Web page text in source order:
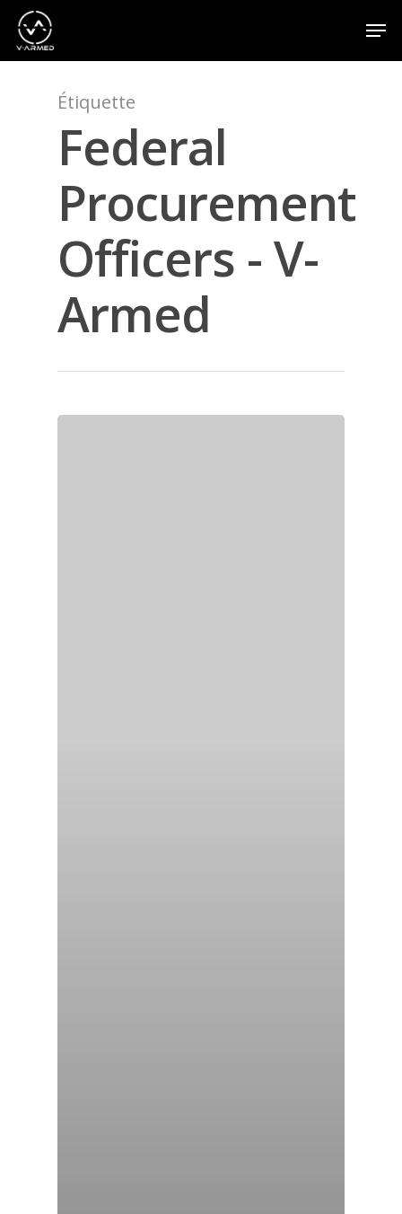
Appuyez sur la touche Entrée pour effectuer une
recherche ou sur la touche ESC pour fermer
Étiquette
Federal
Procurement
Officers - V-
Armed